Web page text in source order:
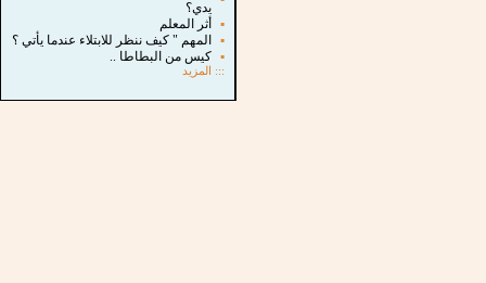
يدي؟
▪
أثر المعلم
▪
المهم " كيف ننظر للابتلاء عندما يأتي ؟
▪
كيس من البطاطا ..
::: المزيد